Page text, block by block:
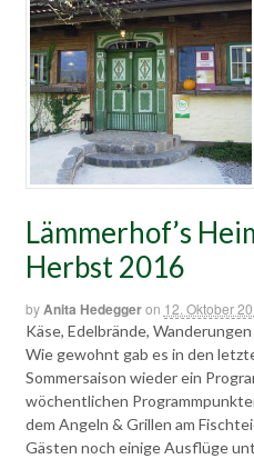
Lämmerhof’s
Herbst 2016
byAnita Hedeggeron 12. Oktober
Käse, Edelbrände,
Wie gewohnt gab es in den
Sommersaison wieder ein
wöchentlichen
dem Angeln & Grillen am
Gästen noch einige Ausflüge